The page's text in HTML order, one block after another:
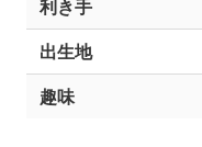
利き手
出生地
趣味